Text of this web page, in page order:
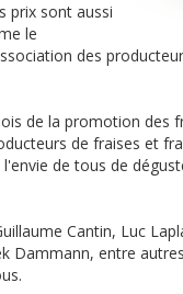
prix sont aussi
le
des
de la promotion des
de fraises et
de tous de
Cantin, Luc
Dammann, entre